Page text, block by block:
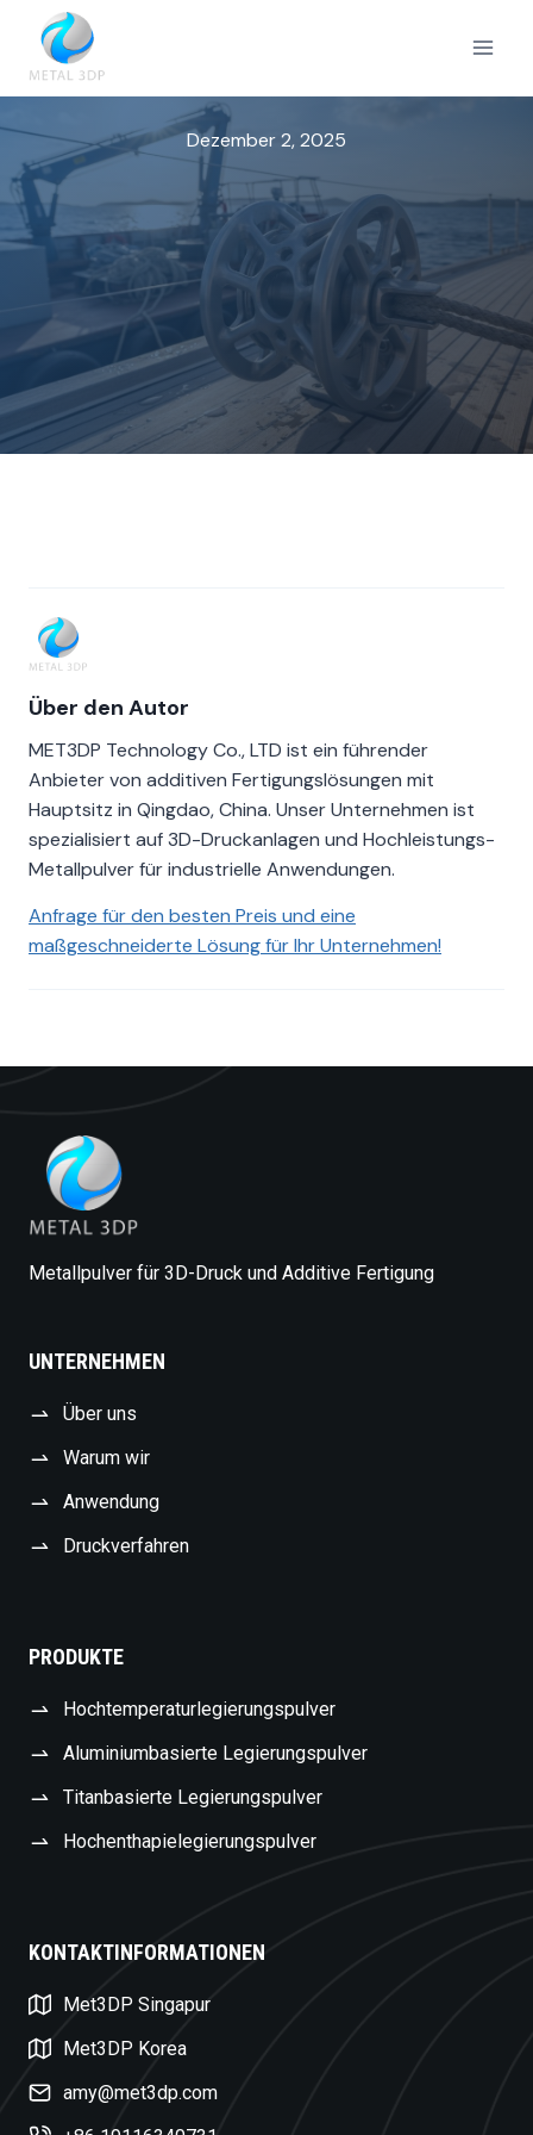
Inhalt
springen
Dezember 2, 2025
Über den Autor
MET3DP Technology Co., LTD ist ein führender
Anbieter von additiven Fertigungslösungen mit
Hauptsitz in Qingdao, China. Unser Unternehmen ist
spezialisiert auf 3D-Druckanlagen und Hochleistungs-
Metallpulver für industrielle Anwendungen.
Anfrage für den besten Preis und eine
maßgeschneiderte Lösung für Ihr Unternehmen!
Metallpulver für 3D-Druck und Additive Fertigung
UNTERNEHMEN
Über uns
Warum wir
Anwendung
Druckverfahren
PRODUKTE
Hochtemperaturlegierungspulver
Aluminiumbasierte Legierungspulver
Titanbasierte Legierungspulver
Hochenthapielegierungspulver
KONTAKTINFORMATIONEN
Met3DP Singapur
Met3DP Korea
amy@met3dp.com